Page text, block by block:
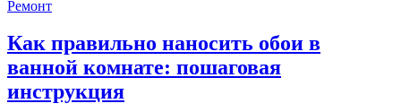
Ремонт
Как правильно наносить обои в
ванной комнате: пошаговая
инструкция